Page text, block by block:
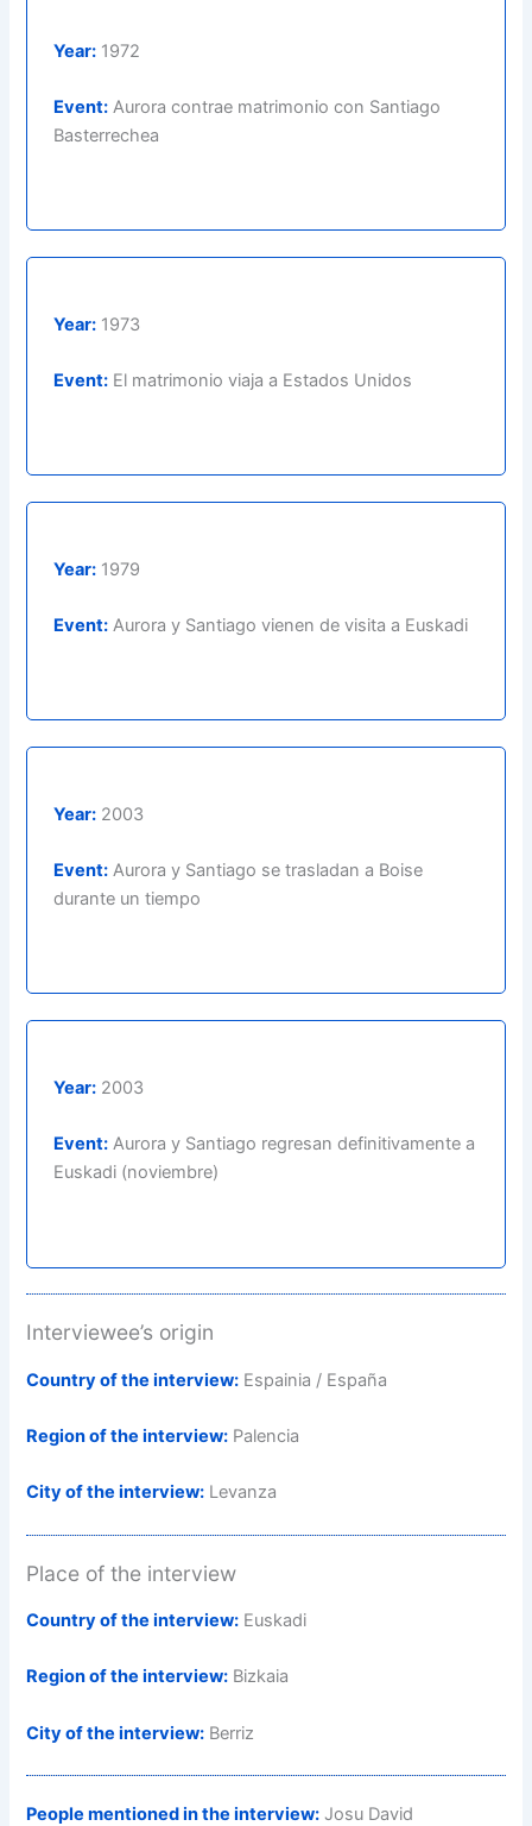
Year: 1972
Event: Aurora contrae matrimonio con Santiago
Basterrechea
Year: 1973
Event: El matrimonio viaja a Estados Unidos
Year: 1979
Event: Aurora y Santiago vienen de visita a Euskadi
Year: 2003
Event: Aurora y Santiago se trasladan a Boise
durante un tiempo
Year: 2003
Event: Aurora y Santiago regresan definitivamente a
Euskadi (noviembre)
Interviewee’s origin
Country of the interview: Espainia / España
Region of the interview: Palencia
City of the interview: Levanza
Place of the interview
Country of the interview: Euskadi
Region of the interview: Bizkaia
City of the interview: Berriz
People mentioned in the interview: Josu David